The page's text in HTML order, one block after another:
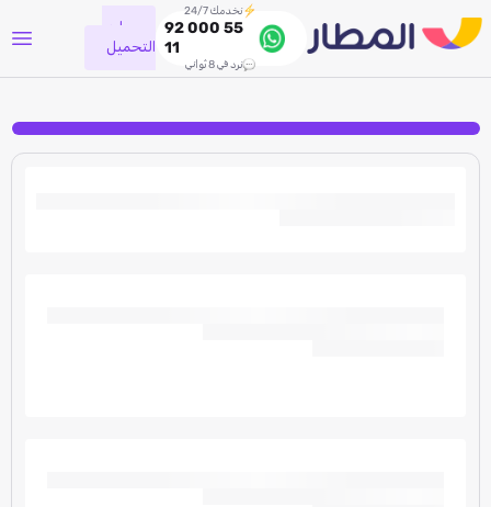
نخدمك 24/7
92 000 55
11
نرد في 8 ثواني
جاري
التحميل